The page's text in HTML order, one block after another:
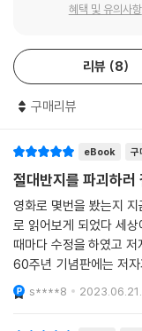
생의 역작 『반지의 제왕
거두면서 출판사에서 후
이 ‘반지를 돌려주는 여
빌보는 ‘오래오래 행복
었던 것처럼, 『반지의 제
다.
『반지의 제왕』은 웅장
그 속에서 발버둥치는 작
표되는 평범한 이들이 웅
며, 소박한 삶의 중요성
바라보는 다양한 인물들
혜택 및 유의사항
리뷰 8
구매리뷰
eBook 구
절대반지를 파괴하러
영화로 몇번을 봤는지
로 읽어보게 되었다 세
때마다 수정을 하였고
60주년 기념판에는 저
여 더욱더 완성도를 높여
물리치기 위해 결성된
s****8 2023.06.21.